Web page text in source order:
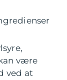
være
ved at